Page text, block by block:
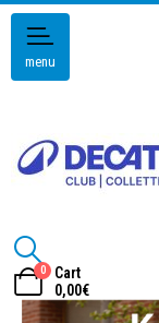
menu
0
Cart
0,00€